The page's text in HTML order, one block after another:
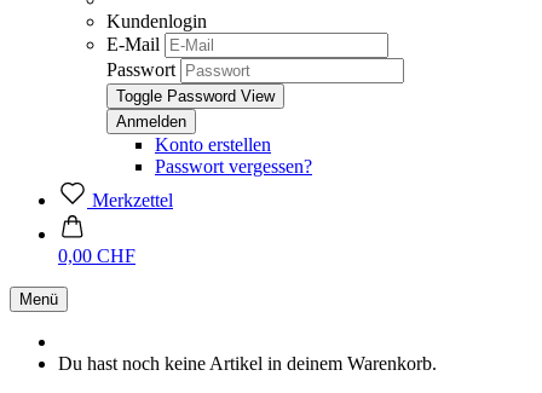
Kundenlogin
E-Mail
Passwort
Toggle Password View
Konto erstellen
Passwort vergessen?
Merkzettel
0,00 CHF
Menü
Du hast noch keine Artikel in deinem Warenkorb.